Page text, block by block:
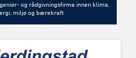
og rådgivningsfirma innen klima,
miljø og bærekraft